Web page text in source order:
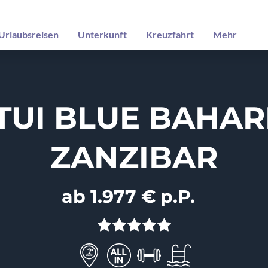
Unterkunft Kreuzfahrt Mehr
BLUE
ZANZIBAR
ab 1.977 € p.P.